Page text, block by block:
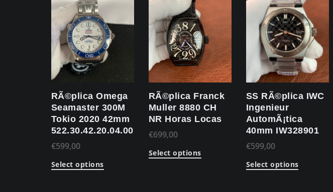
RÃ©plica Omega
Seamaster 300M
Tokio 2020 42mm
522.30.42.20.04.001
€599,00
Select options
RÃ©plica Franck
Muller 8880 CH
NR Horas Locas
€699,00
Select options
SS RÃ©plica IWC
Ingenieur
AutomÃ¡tica
40mm IW328901
€599,00
Select options